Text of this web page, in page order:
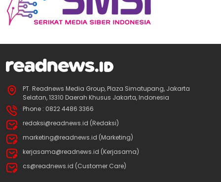
PT. Readnews Media Group, Plaza Simatupang, Jakarta
Selatan, 13310 Daerah Khusus Jakarta, Indonesia
Phone : 0822 4486 3366
redaksi@readnews.id (Redaksi)
marketing@readnews.id (Marketing)
kerjasama@readnews.id (Kerjasama)
cs@readnews.id (Customer Care)